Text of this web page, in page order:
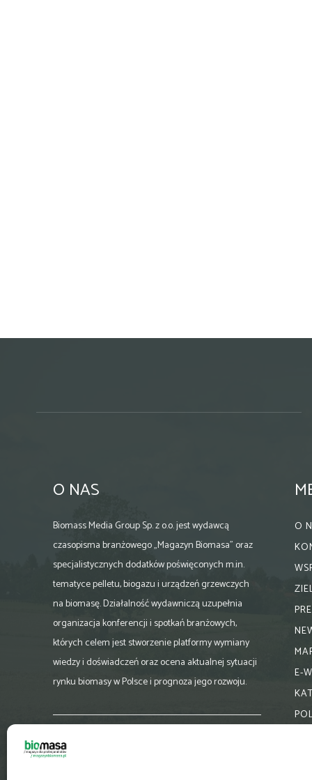
O NAS
Biomass Media Group Sp. z o.o. jest wydawcą
czasopisma branżowego „Magazyn Biomasa” oraz
specjalistycznych dodatków poświęconych m.in.
tematyce pelletu, biogazu i urządzeń grzewczych
na biomasę. Działalność wydawniczą uzupełnia
organizacja konferencji i spotkań branżowych,
których celem jest stworzenie platformy wymiany
wiedzy i doświadczeń oraz ocena aktualnej sytuacji
rynku biomasy w Polsce i prognoza jego rozwoju.
biuro@magazynbiomasa.pl
O
E-